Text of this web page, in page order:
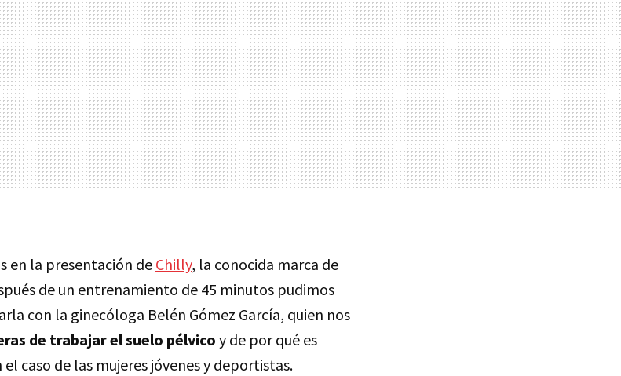
en la presentación deChilly, la conocida marca de
de un entrenamiento de 45 minutos pudimos
con la ginecóloga Belén Gómez García, quien nos
de trabajar el suelo pélvicoy de por qué es
caso de las mujeres jóvenes y deportistas.